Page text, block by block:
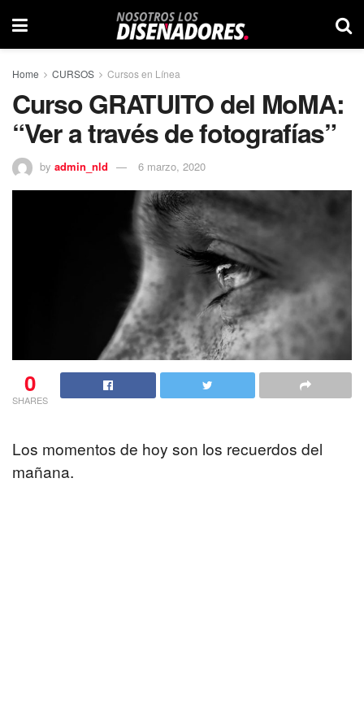
Home CURSOS Cursos en Línea
Curso GRATUITO del MoMA:
“Ver a través de fotografías”
by admin_nld 6 marzo, 2020
0
SHARES
Los momentos de hoy son los recuerdos del
mañana.